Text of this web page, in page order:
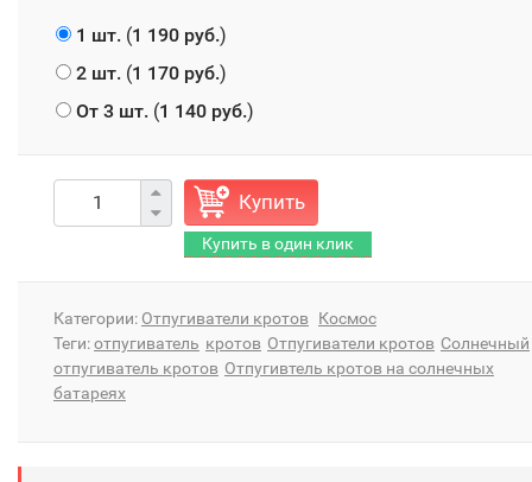
1 шт. (1 190 руб.)
2 шт. (1 170 руб.)
От 3 шт. (1 140 руб.)
Купить
Категории: Отпугиватели кротов
Космос
Теги:отпугиватель кротов Отпугиватели кротов Солнечный
отпугиватель кротов Отпугивтель кротов на солнечных
батареях